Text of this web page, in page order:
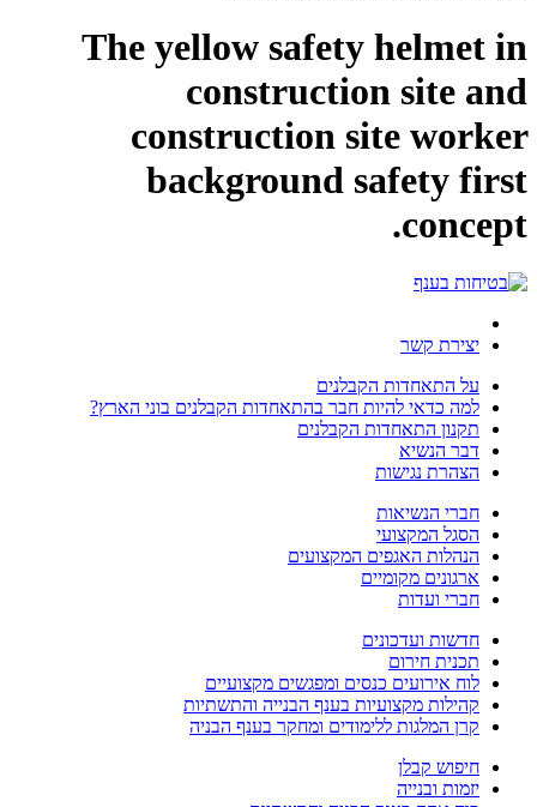
The yellow safety helmet in
construction site and
construction site worker
background safety first
concept.
יצירת קשר
על התאחדות הקבלנים
למה כדאי להיות חבר בהתאחדות הקבלנים בוני הארץ?
תקנון התאחדות הקבלנים
דבר הנשיא
הצהרת נגישות
חברי הנשיאות
הסגל המקצועי
הנהלות האגפים המקצועים
ארגונים מקומיים
חברי ועדות
חדשות ועדכונים
תכנית חירום
לוח אירועים כנסים ומפגשים מקצועיים
קהילות מקצועיות בענף הבנייה והתשתיות
קרן המלגות ללימודים ומחקר בענף הבניה
חיפוש קבלן
יזמות ובנייה